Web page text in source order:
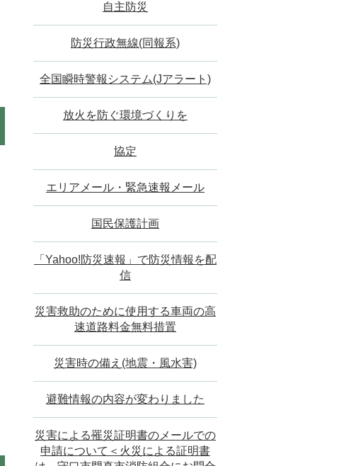
自主防災
防災行政無線(同報系)
全国瞬時警報システム(Jアラート)
放火を防ぐ環境づくりを
協定
エリアメール・緊急速報メール
国民保護計画
「Yahoo!防災速報」で防災情報を配
信
災害救助のために使用する車両の高
速道路料金無料措置
災害時の備え(地震・風水害)
避難情報の内容が変わりました
災害による罹災証明書のメールでの
申請について＜火災による証明書